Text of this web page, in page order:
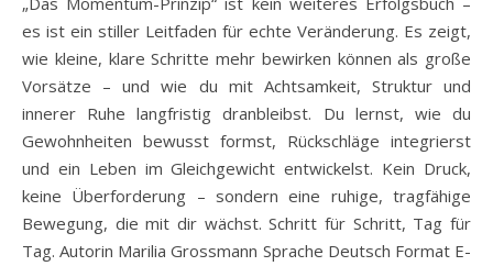
es ist ein stiller Leitfaden für echte Veränderung. Es zeigt,
wie kleine, klare Schritte mehr bewirken können als große
Vorsätze – und wie du mit Achtsamkeit, Struktur und
innerer Ruhe langfristig dranbleibst. Du lernst, wie du
Gewohnheiten bewusst formst, Rückschläge integrierst
und ein Leben im Gleichgewicht entwickelst. Kein Druck,
keine Überforderung – sondern eine ruhige, tragfähige
Bewegung, die mit dir wächst. Schritt für Schritt, Tag für
Tag. Autorin Marilia Grossmann Sprache Deutsch Format E-